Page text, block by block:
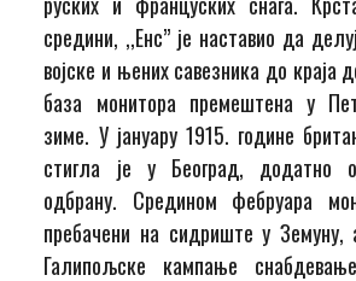
средини, ,,Енс” је наставио да
војске и њених савезника до краја
база монитора премештена у
зиме. У јануару 1915. године
стигла је у Београд, додатно
одбрану. Средином фебруара
пребачени на сидриште у Земуну,
Галипољске кампање